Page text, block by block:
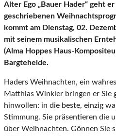
Alter Ego „Bauer Hader“ geht
geschriebenen
kommt am Dienstag, 02.
mit seinem musikalischen
(Alma Hoppes Haus-
Bargteheide.
Haders Weihnachten, ein
Matthias Winkler bringen er Sie
hinwollen: in die beste, einzig
Stimmung. Sie präsentieren die
über Weihnachten. Gönnen Sie